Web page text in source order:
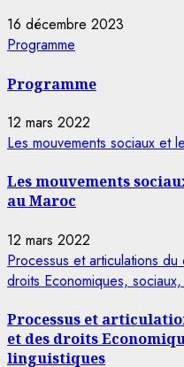
16 décembre 2023
Programme
Programme
12 mars 2022
Les mouvements sociaux et
Les mouvements
au Maroc
12 mars 2022
Processus et articulations
droits Economiques,
Processus et
et des droits
linguistiques